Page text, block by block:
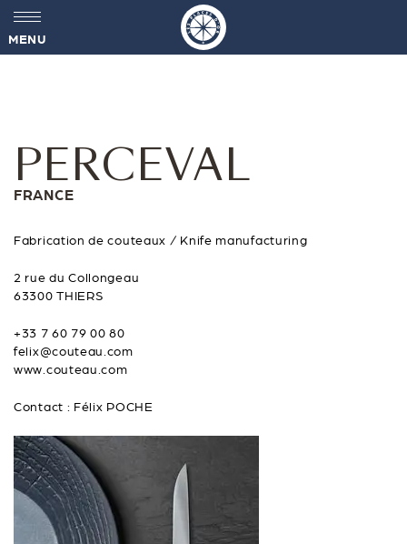
MENU
PERCEVAL
FRANCE
Fabrication de couteaux / Knife manufacturing
2 rue du Collongeau
63300 THIERS
+33 7 60 79 00 80
felix@couteau.com
www.couteau.com
Contact : Félix POCHE